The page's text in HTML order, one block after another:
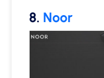
8. Noor